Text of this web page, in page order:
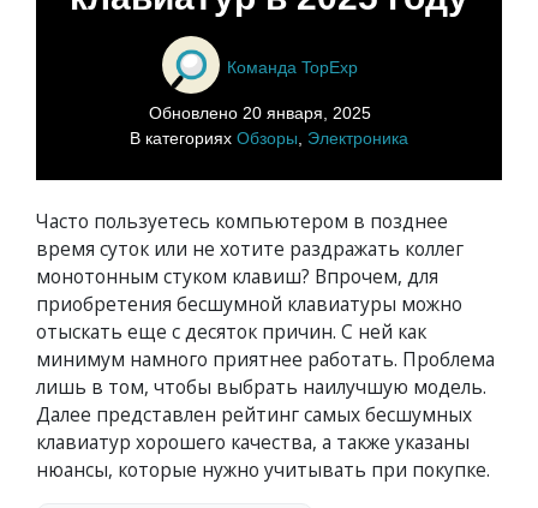
Команда TopExp
Обновлено 20 января, 2025
В категориях Обзоры Электроника
Часто пользуетесь компьютером в позднее
время суток или не хотите раздражать коллег
монотонным стуком клавиш? Впрочем, для
приобретения бесшумной клавиатуры можно
отыскать еще с десяток причин. С ней как
минимум намного приятнее работать. Проблема
лишь в том, чтобы выбрать наилучшую модель.
Далее представлен рейтинг самых бесшумных
клавиатур хорошего качества, а также указаны
нюансы, которые нужно учитывать при покупке.